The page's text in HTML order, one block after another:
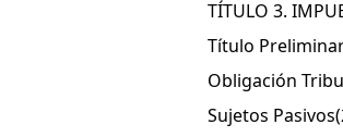
TÍTULO 3.
Título
Obligación
Sujetos Pasivos